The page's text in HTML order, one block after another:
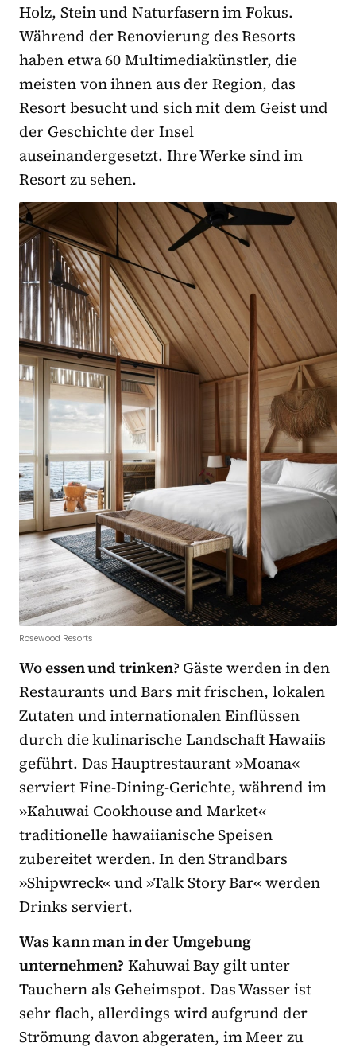
Holz, Stein und Naturfasern im Fokus.
Während der Renovierung des Resorts
haben etwa 60 Multimediakünstler, die
meisten von ihnen aus der Region, das
Resort besucht und sich mit dem Geist und
der Geschichte der Insel
auseinandergesetzt. Ihre Werke sind im
Resort zu sehen.
Rosewood Resorts
Wo essen und trinken? Gäste werden in den
Restaurants und Bars mit frischen, lokalen
Zutaten und internationalen Einflüssen
durch die kulinarische Landschaft Hawaiis
geführt. Das Hauptrestaurant »Moana«
serviert Fine-Dining-Gerichte, während im
»Kahuwai Cookhouse and Market«
traditionelle hawaiianische Speisen
zubereitet werden. In den Strandbars
»Shipwreck« und »Talk Story Bar« werden
Drinks serviert.
Was kann man in der Umgebung
unternehmen? Kahuwai Bay gilt unter
Tauchern als Geheimspot. Das Wasser ist
sehr flach, allerdings wird aufgrund der
Strömung davon abgeraten, im Meer zu